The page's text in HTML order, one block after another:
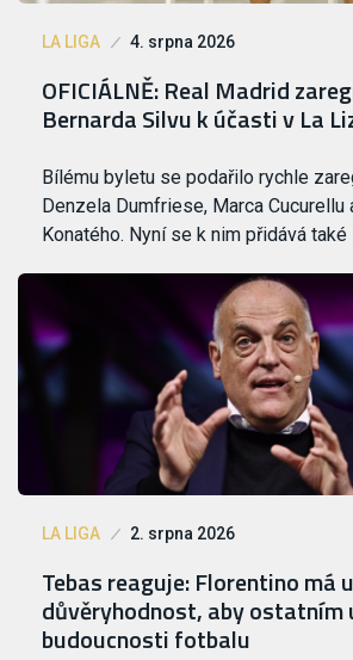
LA LIGA 4. srpna 2026
OFICIÁLNĚ: Real Madrid
Bernarda Silvu k účasti v La
Bílému byletu se podařilo rychle
Denzela Dumfriese, Marca Cucurellu
Konatého. Nyní se k nim přidává
LA LIGA 2. srpna 2026
Tebas reaguje: Florentino má
důvěryhodnost, aby ostatním
budoucnosti fotbalu